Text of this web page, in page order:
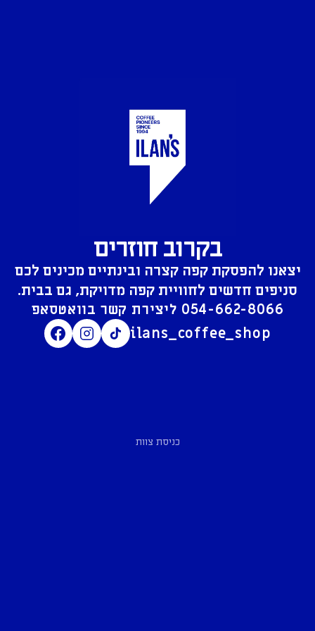
בקרוב חוזרים
יצאנו להפסקת קפה קצרה ובינתיים מכינים לכם
סניפים חדשים לחוויית קפה מדויקת, גם בבית.
054-662-8066
ilans_coffee_shop
כניסת צוות